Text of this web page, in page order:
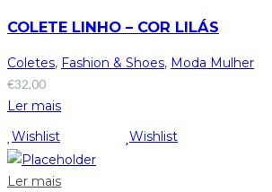
COLETE LINHO – COR LILÁS
Coletes, Fashion & Shoes, Moda Mulher
€32,00
Ler mais
Wishlist
Wishlist
Ler mais